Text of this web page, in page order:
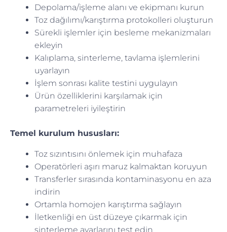
Depolama/işleme alanı ve ekipmanı kurun
Toz dağılımı/karıştırma protokolleri oluşturun
Sürekli işlemler için besleme mekanizmaları
ekleyin
Kalıplama, sinterleme, tavlama işlemlerini
uyarlayın
İşlem sonrası kalite testini uygulayın
Ürün özelliklerini karşılamak için
parametreleri iyileştirin
Temel kurulum hususları:
Toz sızıntısını önlemek için muhafaza
Operatörleri aşırı maruz kalmaktan koruyun
Transferler sırasında kontaminasyonu en aza
indirin
Ortamla homojen karıştırma sağlayın
İletkenliği en üst düzeye çıkarmak için
sinterleme ayarlarını test edin